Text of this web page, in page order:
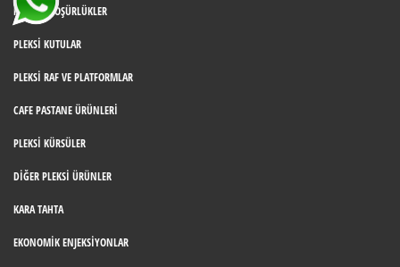
PLEKSI BROŞÜRLÜKLER
PLEKSI KUTULAR
PLEKSI RAF VE PLATFORMLAR
CAFE PASTANE ÜRÜNLERI
PLEKSI KÜRSÜLER
DIĞER PLEKSI ÜRÜNLER
KARA TAHTA
EKONOMIK ENJEKSIYONLAR